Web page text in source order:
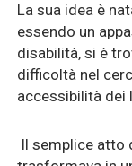
La sua idea è
essendo un
disabilità, si è
difficoltà nel
accessibilità dei
Il semplice atto